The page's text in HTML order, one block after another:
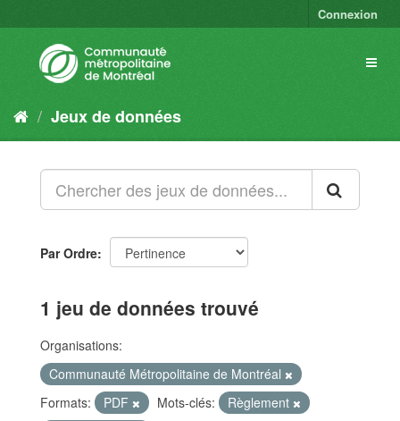
Connexion
Jeux de données
Par Ordre
1 jeu de données trouvé
Organisations:
Communauté Métropolitaine de Montréal
Formats:
PDF Mots-clés:
Règlement